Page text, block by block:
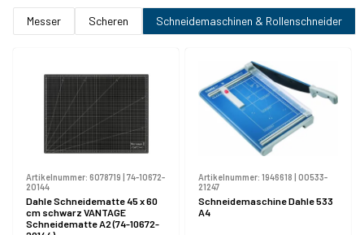
Messer Scheren Schneidemaschinen & Rollenschneider
Artikelnummer: 6078719 | 74-10672-
20144
Dahle Schneidematte 45 x 60
cm schwarz VANTAGE
Schneidematte A2 (74-10672-
Artikelnummer: 1946618 | 00533-
21247
Schneidemaschine Dahle 533
A4